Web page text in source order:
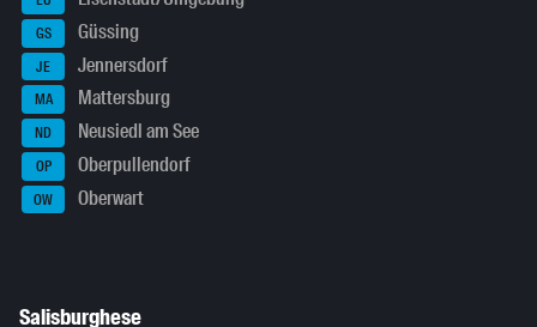
GS Güssing
JE Jennersdorf
MA Mattersburg
ND Neusiedl am See
OP Oberpullendorf
OW Oberwart
Salisburghese